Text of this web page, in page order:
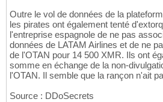
Outre le vol de données de la
les pirates ont également tenté
l'entreprise espagnole de ne pas
données de LATAM Airlines et de ne
de l'OTAN pour 14 500 XMR. Ils ont
somme en échange de la non-
l'OTAN. Il semble que la rançon n'ait
Source : DDoSecrets